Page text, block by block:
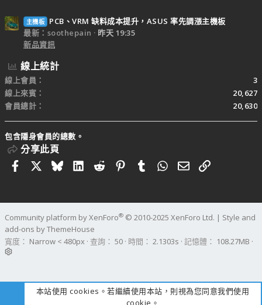
主機板
PCB、VRM 缺料成本提升，ASUS 率先調漲主機板
最新：soothepain
昨天 19:35
新品資訊
線上統計
線上會員
3
線上來賓
20,627
會員總計
20,630
包含隱身會員的總數。
分享此頁
FacebookBlueskyLinkedIn
RedditPinterestTumblrWhatsApp
電子郵件
連結
Community platform by XenForo® © 2010-2025 XenForo Ltd. | Style and
add-ons by ThemeHouse
寬度
查詢 50 時間 2.1303s 記憶體 108.27MB
本站使用 cookies。若繼續使用本站，則視為您同意我們使用
cookie。